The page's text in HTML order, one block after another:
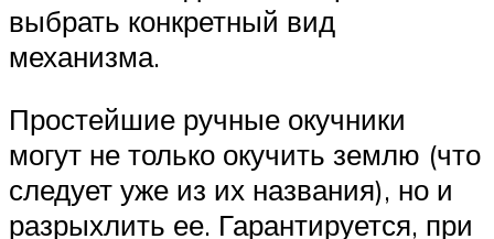
выбрать конкретный вид
механизма.
Простейшие ручные окучники
могут не только окучить землю (что
следует уже из их названия), но и
разрыхлить ее. Гарантируется, при